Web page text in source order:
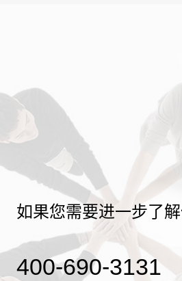
如果您需要进一步了
400-690-3131